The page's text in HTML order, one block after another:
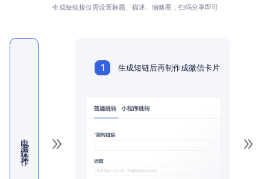
生成短链接仅需设置标题、描述、缩略图，扫码分享即可
电脑端操作
1 生成短链后再制作成微信卡片